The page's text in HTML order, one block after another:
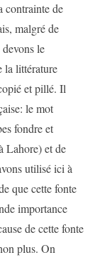
contrainte de
malgré de
le
la littérature
et pillé. Il
le mot
fondre et
Lahore) et de
utilisé ici à
que cette fonte
importance
de cette fonte
plus. On